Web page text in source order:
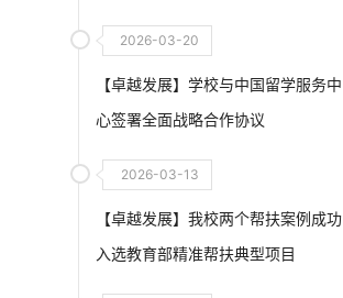
2026-03-20
【卓越发展】学校与中国留学服务中
心签署全面战略合作协议
2026-03-13
【卓越发展】我校两个帮扶案例成功
入选教育部精准帮扶典型项目